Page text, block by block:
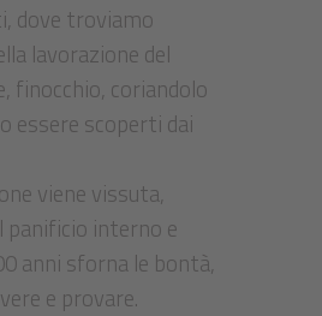
dove troviamo
lavorazione del
finocchio, coriandolo
essere scoperti dai
viene vissuta,
interno e
anni sforna le bontà,
e provare.